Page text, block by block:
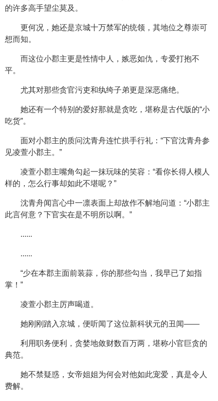
的许多高手望尘莫及。
更何况，她还是京城十万禁军的统领，其地位之尊崇可
想而知。
而这位小郡主更是性情中人，嫉恶如仇，专爱打抱不
平。
尤其对那些贪官污吏和纨绔子弟更是深恶痛绝。
她还有一个特别的爱好那就是贪吃，堪称是古代版的“小
吃货”。
面对小郡主的质问沈青舟连忙拱手行礼：“下官沈青舟参
见凌萱小郡主。”
凌萱小郡主嘴角勾起一抹玩味的笑容：“看你长得人模人
样的，怎么行事却如此不堪呢？”
沈青舟闻言心中一凛表面上却故作不解地问道：“小郡主
此言何意？下官实在是不明所以啊。”
......
......
“少在本郡主面前装蒜，你的那些勾当，我早已了如指
掌！”
凌萱小郡主厉声喝道。
她刚刚踏入京城，便听闻了这位新科状元的丑闻——
利用职务便利，贪婪地敛财数百万两，堪称小官巨贪的
典范。
她不禁疑惑，女帝姐姐为何会对他如此宠爱，真是令人
费解。